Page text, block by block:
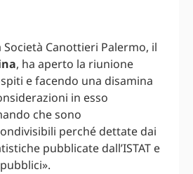
Canottieri Palermo, il
, ha aperto la riunione
e facendo una disamina
in esso
che sono
perché dettate dai
pubblicate dall’ISTAT e